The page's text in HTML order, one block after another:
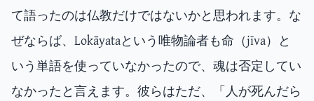
て語ったのは仏教だけではないかと思われます。な
ぜならば、Lokāyataという唯物論者も命（jīva）と
いう単語を使っていなかったので、魂は否定してい
なかったと言えます。彼らはただ、「人が死んだら